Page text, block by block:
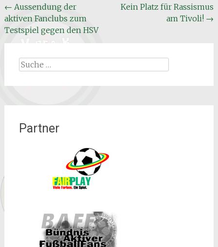
Beitrags
Navigation
← Aussendung der
aktiven Fanclubs zum
Testspiel gegen den HSV
Kein Platz für Rassismus
am Tivoli! →
Suche
Partner